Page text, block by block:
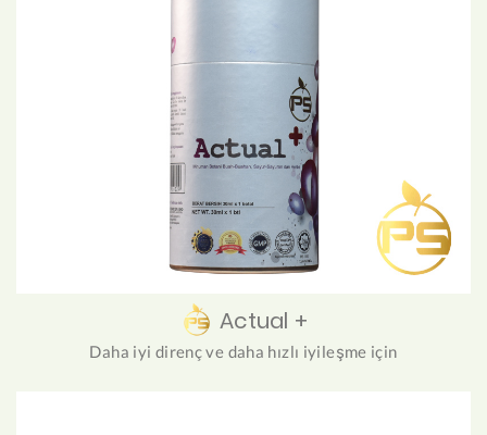
Actual +
Daha iyi direnç ve daha hızlı iyileşme için